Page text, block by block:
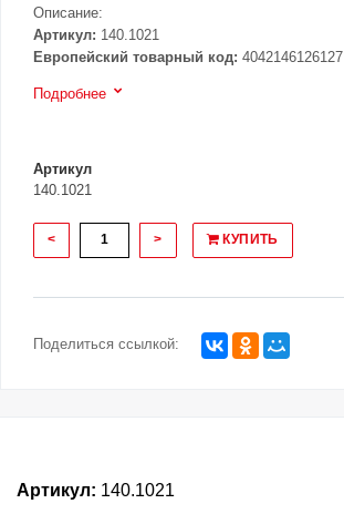
Описание:
Артикул: 140.1021
Европейский товарный код: 4042146126127
Подробнее
Артикул
140.1021
< > КУПИТЬ
Поделиться ссылкой:
Артикул: 140.1021